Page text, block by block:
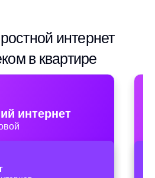
интернет
в квартире
интернет